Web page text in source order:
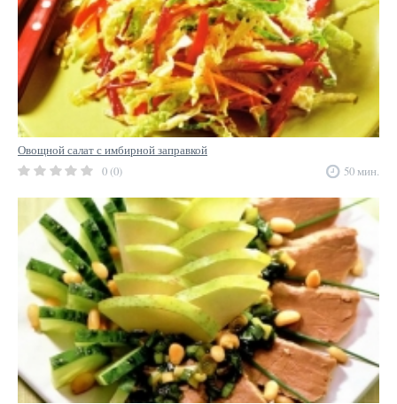
Овощной салат с имбирной заправкой
0 (0)
50 мин.